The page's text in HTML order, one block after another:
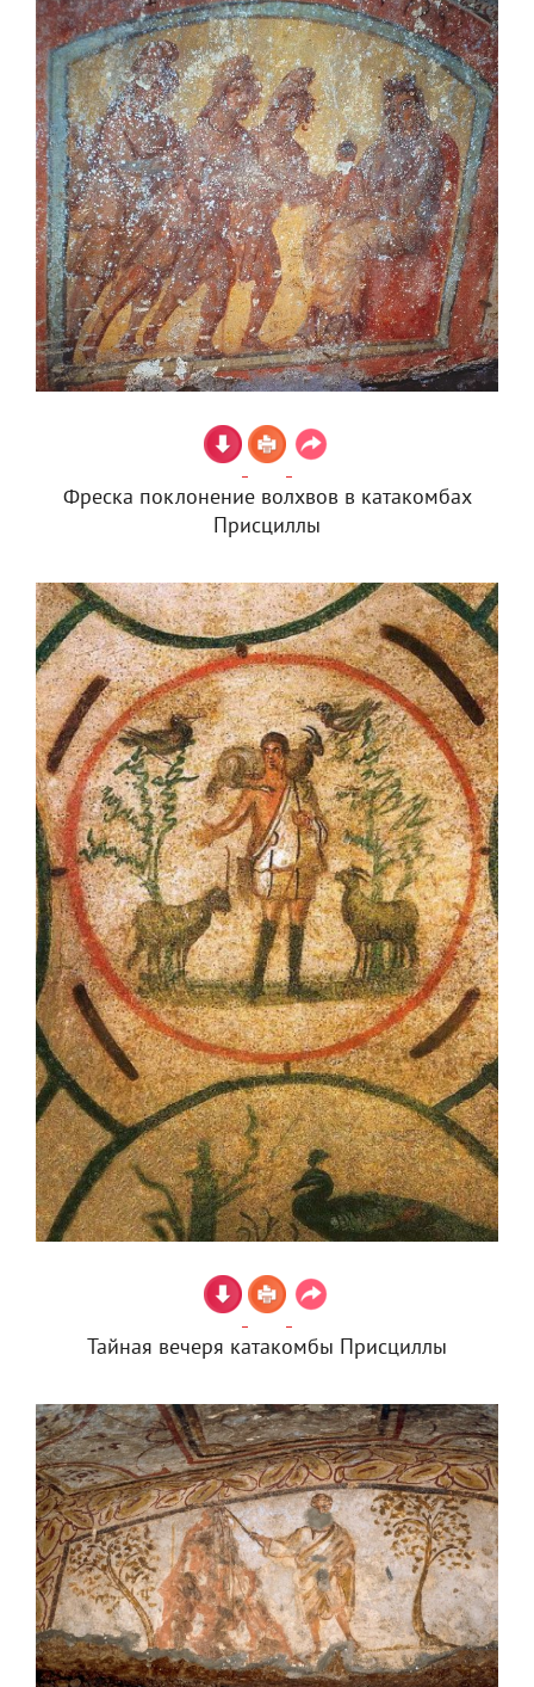
Фреска поклонение волхвов в катакомбах
Присциллы
Тайная вечеря катакомбы Присциллы